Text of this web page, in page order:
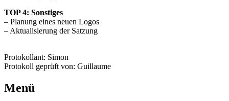
TOP 4: Sonstiges
– Planung eines neuen Logos
– Aktualisierung der Satzung
Protokollant: Simon
Protokoll geprüft von: Guillaume
Menü